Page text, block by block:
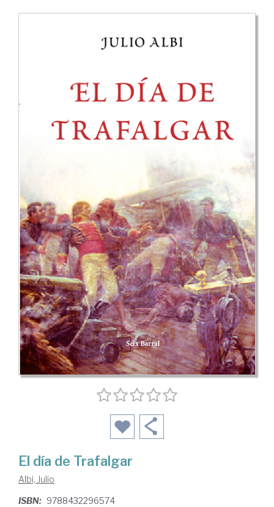
El día de Trafalgar
Albi, Julio
ISBN: 9788432296574